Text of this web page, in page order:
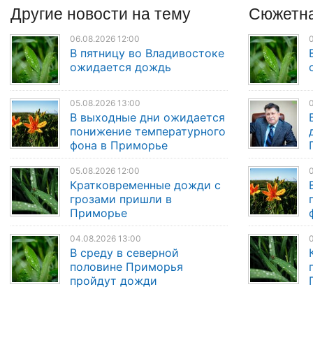
Другие новости на тему
06.08.2026 12:00
В пятницу во Владивостоке
ожидается дождь
05.08.2026 13:00
В выходные дни ожидается
понижение температурного
фона в Приморье
05.08.2026 12:00
Кратковременные дожди с
грозами пришли в
Приморье
04.08.2026 13:00
В среду в северной
половине Приморья
пройдут дожди